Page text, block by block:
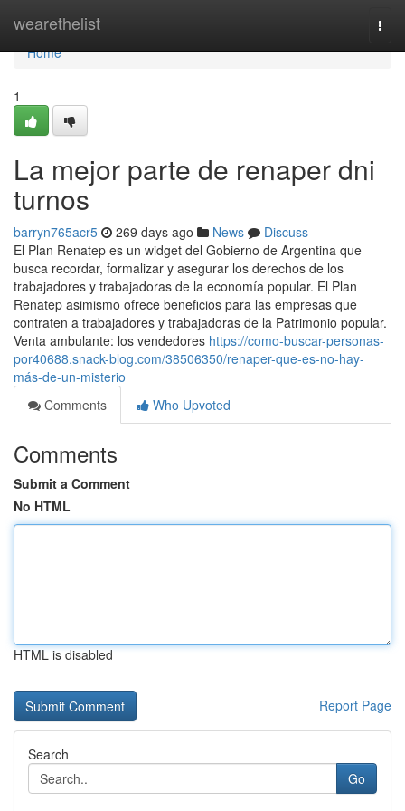
wearethelist
Home
Home
1
La mejor parte de renaper dni
turnos
barryn765acr5 269 days ago News
Discuss
El Plan Renatep es un widget del Gobierno de Argentina que
busca recordar, formalizar y asegurar los derechos de los
trabajadores y trabajadoras de la economía popular. El Plan
Renatep asimismo ofrece beneficios para las empresas que
contraten a trabajadores y trabajadoras de la Patrimonio popular.
Venta ambulante: los vendedores https://como-buscar-personas-
por40688.snack-blog.com/38506350/renaper-que-es-no-hay-
más-de-un-misterio
Comments
Who Upvoted
Comments
Submit a Comment
No HTML
HTML is disabled
Report Page
Search
Go